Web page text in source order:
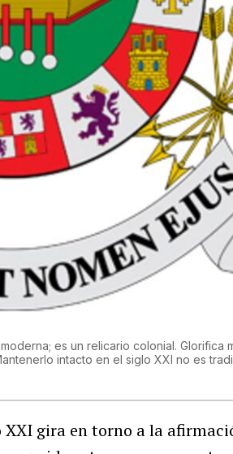
es un relicario colonial. Glorifica
intacto en el siglo XXI no es
gira en torno a la